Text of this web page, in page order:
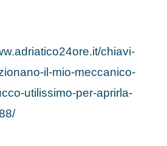
chiavi-
il-mio-meccanico-
utilissimo-per-aprirla-